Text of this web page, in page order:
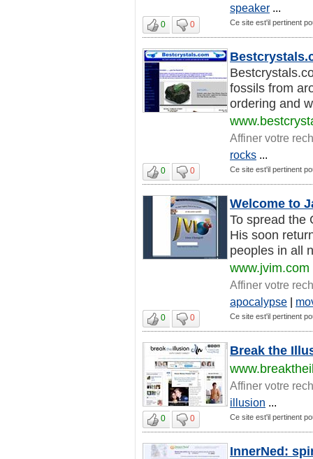
speaker ...
0 0 Ce site est'il pertinent
fossils from
ordering and
Affiner votre
rocks ...
0 0 Ce site est'il pertinent
Welcome to
To spread the
His soon
peoples in all
www.jvim.com
Affiner votre
apocalypse |
0 0 Ce site est'il pertinent
Break the
Affiner votre
illusion ...
0 0 Ce site est'il pertinent
InnerNed: